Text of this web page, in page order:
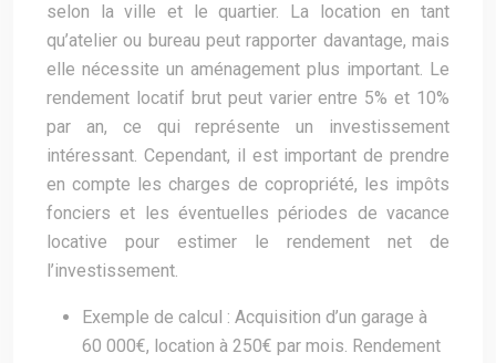
selon la ville et le quartier. La location en tant
qu’atelier ou bureau peut rapporter davantage, mais
elle nécessite un aménagement plus important. Le
rendement locatif brut peut varier entre 5% et 10%
par an, ce qui représente un investissement
intéressant. Cependant, il est important de prendre
en compte les charges de copropriété, les impôts
fonciers et les éventuelles périodes de vacance
locative pour estimer le rendement net de
l’investissement.
Exemple de calcul : Acquisition d’un garage à
60 000€, location à 250€ par mois. Rendement